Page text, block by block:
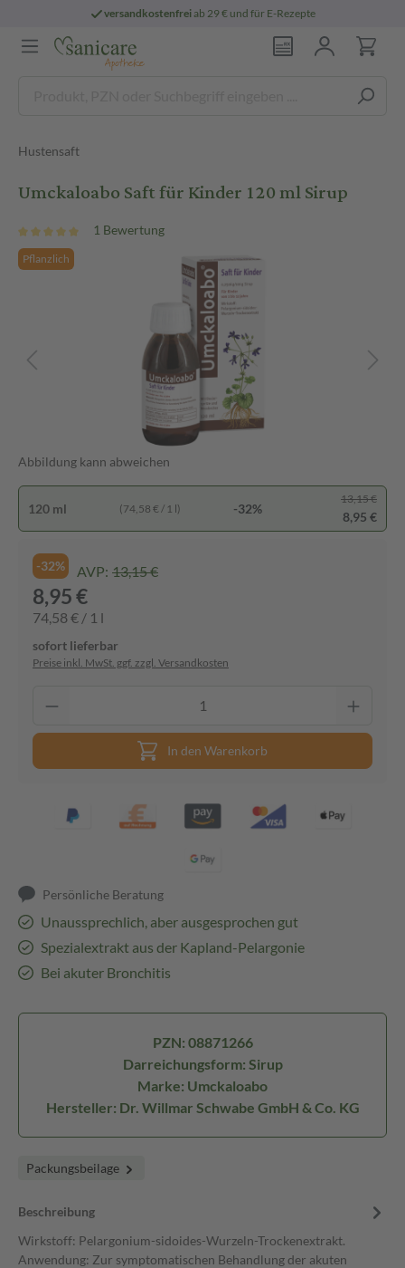
versandkostenfreiab 29 € und für E-Rezepte
Hustensaft
Umckaloabo Saft für Kinder 120 ml Sirup
1 Bewertung
Pflanzlich
Abbildung kann abweichen
120 ml (74,58 € / 1 l) -32%
13,15 €
8,95 €
-32% AVP: 13,15 €
8,95 €
74,58 € / 1 l
sofort lieferbar
Preise inkl. MwSt. ggf. zzgl. Versandkosten
In den Warenkorb
Persönliche Beratung
Unaussprechlich, aber ausgesprochen gut
Spezialextrakt aus der Kapland-Pelargonie
Bei akuter Bronchitis
PZN: 08871266
Darreichungsform: Sirup
Marke: Umckaloabo
Hersteller: Dr. Willmar Schwabe GmbH & Co. KG
Packungsbeilage
Beschreibung
Wirkstoff: Pelargonium-sidoides-Wurzeln-Trockenextrakt.
Anwendung: Zur symptomatischen Behandlung der akuten